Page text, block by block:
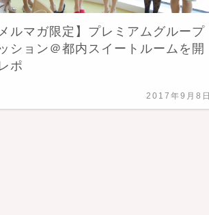
メルマガ限定】プレミアムグループ
ション＠都内スイートルームを開
ポ
2017年9月8